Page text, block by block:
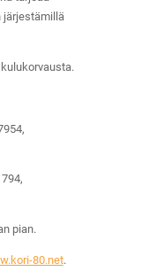
järjestämillä
pian.
80.net.